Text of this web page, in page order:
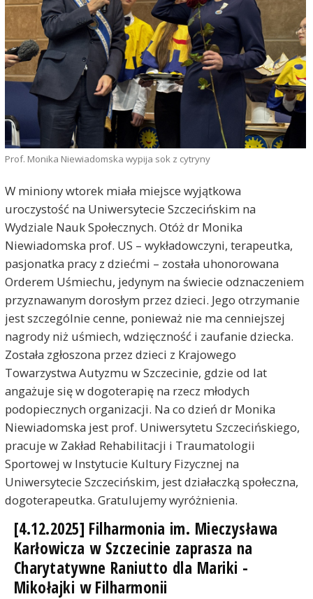
Prof. Monika Niewiadomska wypija sok z cytryny
W miniony wtorek miała miejsce wyjątkowa
uroczystość na Uniwersytecie Szczecińskim na
Wydziale Nauk Społecznych. Otóż dr Monika
Niewiadomska prof. US – wykładowczyni, terapeutka,
pasjonatka pracy z dziećmi – została uhonorowana
Orderem Uśmiechu, jedynym na świecie odznaczeniem
przyznawanym dorosłym przez dzieci. Jego otrzymanie
jest szczególnie cenne, ponieważ nie ma cenniejszej
nagrody niż uśmiech, wdzięczność i zaufanie dziecka.
Została zgłoszona przez dzieci z Krajowego
Towarzystwa Autyzmu w Szczecinie, gdzie od lat
angażuje się w dogoterapię na rzecz młodych
podopiecznych organizacji. Na co dzień dr Monika
Niewiadomska jest prof. Uniwersytetu Szczecińskiego,
pracuje w Zakład Rehabilitacji i Traumatologii
Sportowej w Instytucie Kultury Fizycznej na
Uniwersytecie Szczecińskim, jest działaczką społeczna,
dogoterapeutka. Gratulujemy wyróżnienia.
[4.12.2025] Filharmonia im. Mieczysława
Karłowicza w Szczecinie zaprasza na
Charytatywne Raniutto dla Mariki -
Mikołajki w Filharmonii